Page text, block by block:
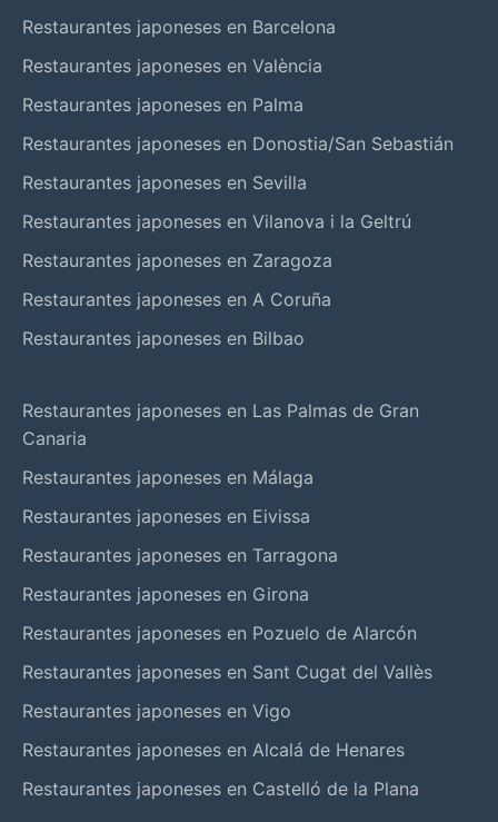
Restaurantes japoneses en Barcelona
Restaurantes japoneses en València
Restaurantes japoneses en Palma
Restaurantes japoneses en Donostia/San Sebastián
Restaurantes japoneses en Sevilla
Restaurantes japoneses en Vilanova i la Geltrú
Restaurantes japoneses en Zaragoza
Restaurantes japoneses en A Coruña
Restaurantes japoneses en Bilbao
Restaurantes japoneses en Las Palmas de Gran
Canaria
Restaurantes japoneses en Málaga
Restaurantes japoneses en Eivissa
Restaurantes japoneses en Tarragona
Restaurantes japoneses en Girona
Restaurantes japoneses en Pozuelo de Alarcón
Restaurantes japoneses en Sant Cugat del Vallès
Restaurantes japoneses en Vigo
Restaurantes japoneses en Alcalá de Henares
Restaurantes japoneses en Castelló de la Plana